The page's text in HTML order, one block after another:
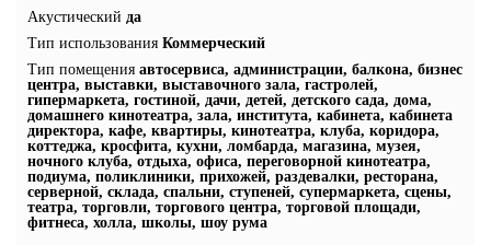
Акустический да
Тип использования Коммерческий
Тип помещения автосервиса, администрации, балкона, бизнес
центра, выставки, выставочного зала, гастролей,
гипермаркета, гостиной, дачи, детей, детского сада, дома,
домашнего кинотеатра, зала, института, кабинета, кабинета
директора, кафе, квартиры, кинотеатра, клуба, коридора,
коттеджа, кросфита, кухни, ломбарда, магазина, музея,
ночного клуба, отдыха, офиса, переговорной кинотеатра,
подиума, поликлиники, прихожей, раздевалки, ресторана,
серверной, склада, спальни, ступеней, супермаркета, сцены,
театра, торговли, торгового центра, торговой площади,
фитнеса, холла, школы, шоу рума